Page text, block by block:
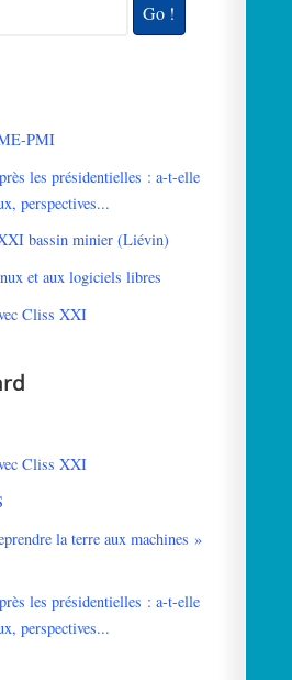
PMI
les présidentielles : a-t-elle
perspectives...
bassin minier (Liévin)
et aux logiciels libres
Cliss XXI
Cliss XXI
la terre aux machines »
les présidentielles : a-t-elle
perspectives...